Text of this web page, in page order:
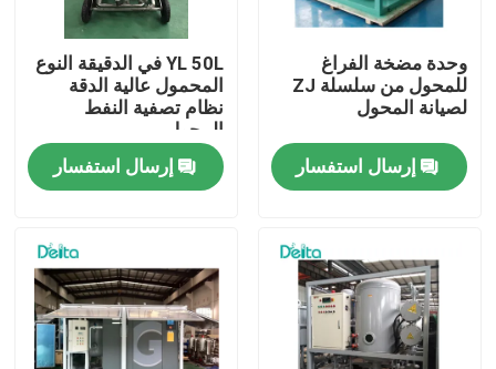
المنزل
المنتجات
فيديوهات
معلومات عنا
وحدة مضخة الفراغ
للمحول من سلسلة ZJ
لصيانة المحول
إرسال استفسار
YL 50L في الدقيقة النوع
المحمول عالية الدقة
نظام تصفية النفط
المحول
إرسال استفسار